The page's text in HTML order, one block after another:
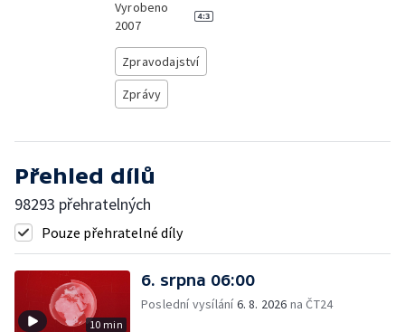
Vyrobeno
2007
Zpravodajství
Zprávy
Přehled dílů
98293 přehratelných
Pouze přehratelné díly
10 min
6. srpna 06:00
Poslední vysílání6. 8. 2026 na ČT24